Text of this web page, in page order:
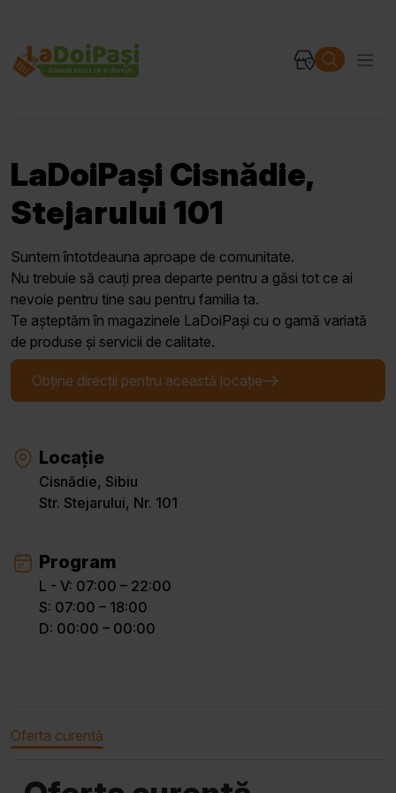
LaDoiPași Cisnădie,
Stejarului 101
Suntem întotdeauna aproape de comunitate.
Nu trebuie să cauți prea departe pentru a găsi tot ce ai
nevoie pentru tine sau pentru familia ta.
Te așteptăm în magazinele LaDoiPași cu o gamă variată
de produse și servicii de calitate.
Obține direcții pentru această locație
Locație
Cisnădie, Sibiu
Str. Stejarului, Nr. 101
Program
L - V: 07:00 – 22:00
S: 07:00 – 18:00
D: 00:00 – 00:00
Oferta curentă